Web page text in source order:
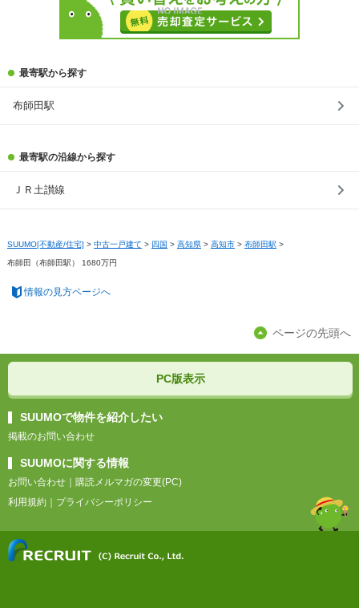
最寄駅から探す
布師田駅
最寄駅の沿線から探す
ＪＲ土讃線
SUUMO[不動産/住宅] > 中古一戸建て > 四国 > 高知県 > 高知市 > 布師田駅 >
布師田（布師田駅） 1680万円
情報の見方ページへ
ページの先頭へ
PC版表示
SUUMOで物件を紹介したい
掲載のお問い合わせ
SUUMOに関する情報
お問い合わせ
購読メルマガの変更(PC)
利用規約
プライバシーポリシー